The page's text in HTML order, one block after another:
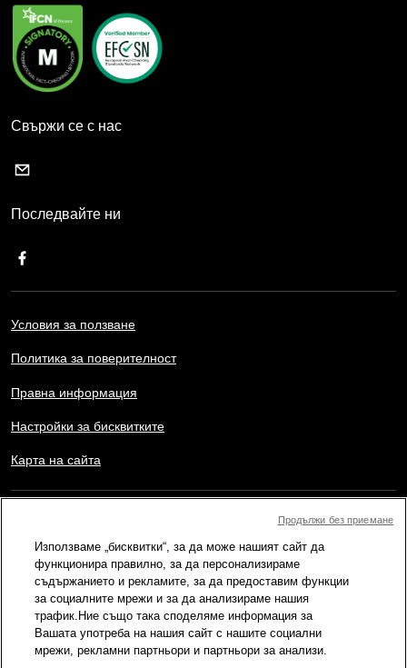
Свържи се с нас
Последвайте ни
Условия за ползване
Политика за поверителност
Правна информация
Настройки за бисквитките
Карта на сайта
Copyright © AFP 2017-2026. Всички права запазени.
този уебсайт, както и да използват наличните функции за
споделяне за лични, частни и нетърговски цели. Всяка друга
употреба, в частност възпроизвеждане, публично предаване
или разпостранение на съдържанието на този уебсайт, изцяло
или частично, с каквато и да е друга цел и/или по какъвто и да
е начин, без конкретно лицензионно споразумение подписано
с AFP, е строго забранено. Външното съдържание, което е
показано или включено чрез линкове в съдържанието на
Използваме „бисквитки“, за да може нашият сайт да
функционира правилно, за да персонализираме
съдържанието и рекламите, за да предоставим функции
за социалните мрежи и за да анализираме нашия
трафик.Ние също така споделяме информация за
Вашата употреба на нашия сайт с нашите социални
мрежи, рекламни партньори и партньори за анализи.
Продължи без приемане